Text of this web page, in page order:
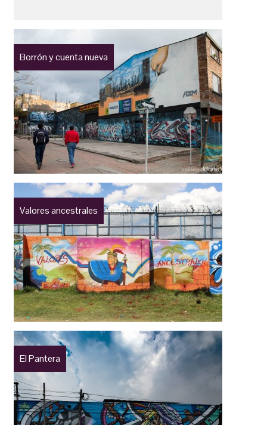
Borrón y cuenta nueva
Valores ancestrales
El Pantera